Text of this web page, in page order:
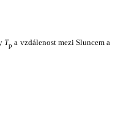
Tp a vzdálenost mezi Sluncem a